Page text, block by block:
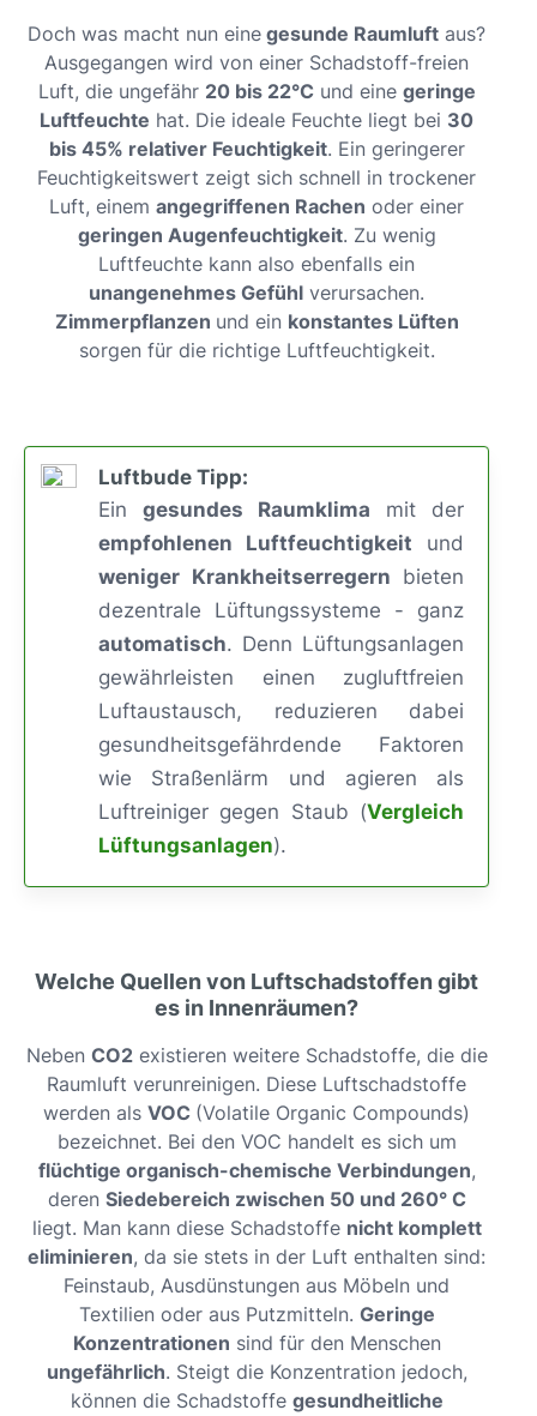
Doch was macht nun eine gesunde Raumluft aus?
Ausgegangen wird von einer Schadstoff-freien
Luft, die ungefähr 20 bis 22°Cund eine geringe
Luftfeuchte hat. Die ideale Feuchte liegt bei 30
bis 45% relativer Feuchtigkeit. Ein geringerer
Feuchtigkeitswert zeigt sich schnell in trockener
Luft, einem angegriffenen Rachen oder einer
geringen Augenfeuchtigkeit. Zu wenig
Luftfeuchte kann also ebenfalls ein
unangenehmes Gefühl verursachen.
Zimmerpflanzen und ein konstantes Lüften
sorgen für die richtige Luftfeuchtigkeit.
Luftbude Tipp:
Ein gesundes Raumklima mit der
empfohlenen Luftfeuchtigkeit und
weniger Krankheitserregern bieten
dezentrale Lüftungssysteme - ganz
automatisch. Denn Lüftungsanlagen
gewährleisten einen zugluftfreien
Luftaustausch, reduzieren dabei
gesundheitsgefährdende Faktoren
wie Straßenlärm und agieren als
Luftreiniger gegen Staub (Vergleich
Lüftungsanlagen).
Welche Quellen von Luftschadstoffen gibt
es in Innenräumen?
Neben CO2existieren weitere Schadstoffe, die die
Raumluft verunreinigen. Diese Luftschadstoffe
werden als VOC (Volatile Organic Compounds)
bezeichnet. Bei den VOC handelt es sich um
flüchtige organisch-chemische Verbindungen,
deren Siedebereich zwischen 50 und 260° C
liegt. Man kann diese Schadstoffe nicht komplett
eliminieren, da sie stets in der Luft enthalten sind:
Feinstaub, Ausdünstungen aus Möbeln und
Textilien oder aus Putzmitteln. Geringe
Konzentrationen sind für den Menschen
ungefährlich. Steigt die Konzentration jedoch,
können die Schadstoffe gesundheitliche